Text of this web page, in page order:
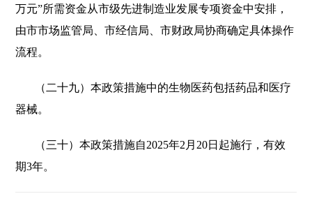
万元”所需资金从市级先进制造业发展专项资金中安排，
由市市场监管局、市经信局、市财政局协商确定具体操作
流程。
（二十九）本政策措施中的生物医药包括药品和医疗
器械。
（三十）本政策措施自2025年2月20日起施行，有效
期3年。